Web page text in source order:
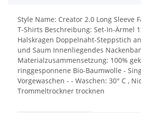
Style Name: Creator 2.0 Long Sleeve
T-Shirts Beschreibung: Set-In-Ärmel
Halskragen Doppelnaht-Steppstich
und Saum Innenliegendes
Materialzusammensetzung: 100%
ringgesponnene Bio-Baumwolle -
Vorgewaschen - - Waschen: 30° C ,
Trommeltrockner trocknen